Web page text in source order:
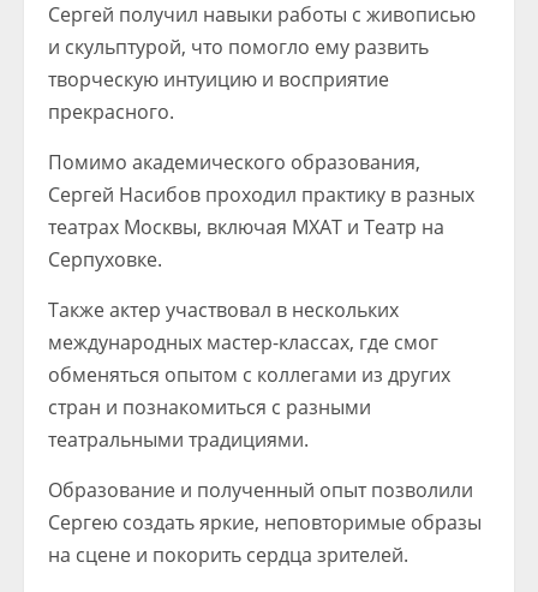
Сергей получил навыки работы с живописью
и скульптурой, что помогло ему развить
творческую интуицию и восприятие
прекрасного.
Помимо академического образования,
Сергей Насибов проходил практику в разных
театрах Москвы, включая МХАТ и Театр на
Серпуховке.
Также актер участвовал в нескольких
международных мастер-классах, где смог
обменяться опытом с коллегами из других
стран и познакомиться с разными
театральными традициями.
Образование и полученный опыт позволили
Сергею создать яркие, неповторимые образы
на сцене и покорить сердца зрителей.